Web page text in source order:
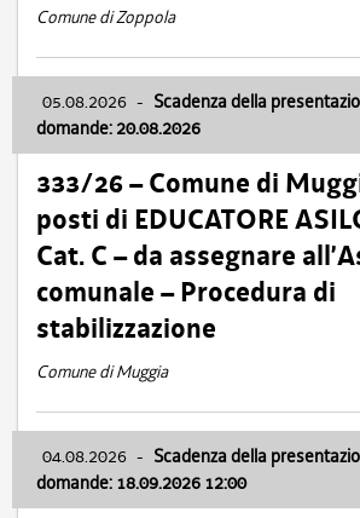
Comune di Zoppola
05.08.2026 - Scadenza della
domande: 20.08.2026
333/26 – Comune di
posti di EDUCATORE
Cat. C – da assegnare
comunale – Procedura di
stabilizzazione
Comune di Muggia
04.08.2026 - Scadenza della
domande: 18.09.2026 12:00